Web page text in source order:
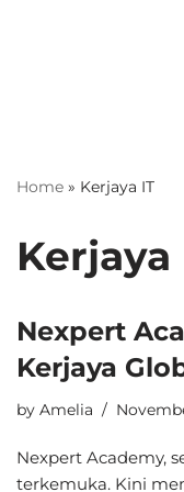
Home » Kerjaya IT
Kerjaya
Nexpert
Kerjaya
by Amelia
Nexpert Academy,
terkemuka. Kini